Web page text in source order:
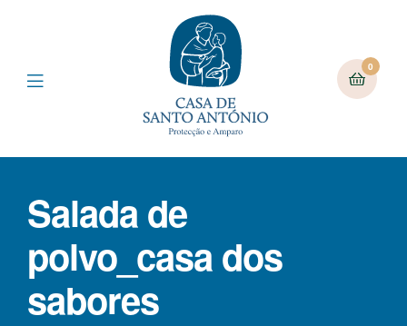
0
Salada de
polvo_casa dos
sabores